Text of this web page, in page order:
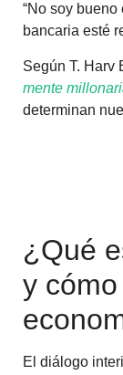
“No soy bueno
bancaria esté
Según T. Harv
mente
determinan
¿Qué
y
El diálogo